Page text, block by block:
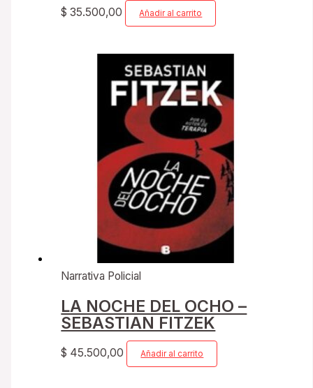
$ 35.500,00 Añadir al carrito
Narrativa Policial
LA NOCHE DEL OCHO –
SEBASTIAN FITZEK
$ 45.500,00 Añadir al carrito